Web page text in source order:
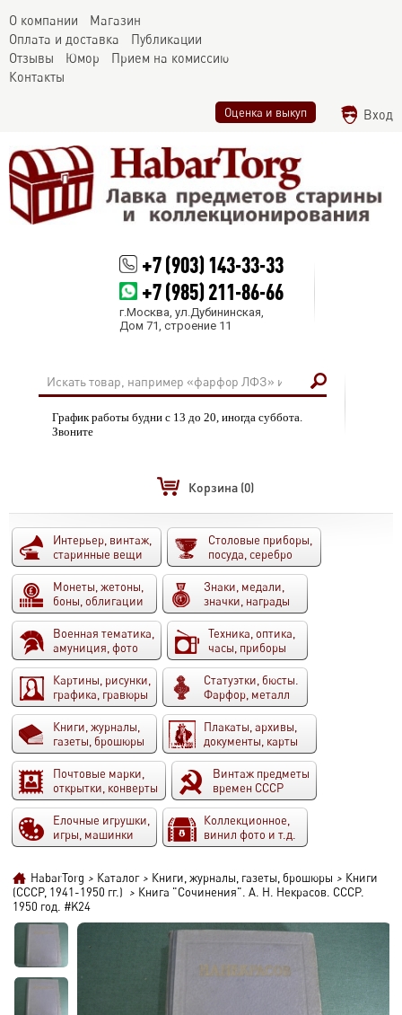
О компании
Магазин
Оплата и доставка
Публикации
Отзывы
Юмор
Прием на комиссию
Контакты
Оценка и выкуп Вход
+7 (903) 143-33-33
+7 (985) 211-86-66
г.Москва, ул.Дубининская,
Дом 71, строение 11
График работы будни с 13 до 20, иногда суббота.
Звоните
Корзина (0)
Интерьер, винтаж,
старинные вещи
Столовые приборы,
посуда, серебро
Монеты, жетоны,
боны, облигации
Знаки, медали,
значки, награды
Военная тематика,
амуниция, фото
Техника, оптика,
часы, приборы
Картины, рисунки,
графика, гравюры
Статуэтки, бюсты.
Фарфор, металл
Книги, журналы,
газеты, брошюры
Плакаты, архивы,
документы, карты
Почтовые марки,
открытки, конверты
Винтаж предметы
времен СССР
Елочные игрушки,
игры, машинки
Коллекционное,
винил фото и т.д.
HabarTorg > Каталог > Книги, журналы, газеты, брошюры > Книги
(СССР, 1941-1950 гг.) > Книга "Сочинения". А. Н. Некрасов. СССР.
1950 год. #K24